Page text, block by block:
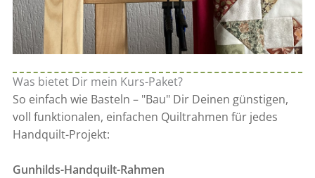
Was bietet Dir mein Kurs-Paket?
So einfach wie Basteln – "Bau" Dir Deinen günstigen,
voll funktionalen, einfachen Quiltrahmen für jedes
Handquilt-Projekt:
Gunhilds-Handquilt-Rahmen